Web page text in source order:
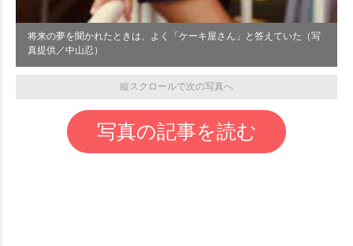
将来の夢を聞かれたときは、よく「ケーキ屋さん」と答えていた（写
真提供／中山忍）
縦スクロールで次の写真へ
写真の記事を読む